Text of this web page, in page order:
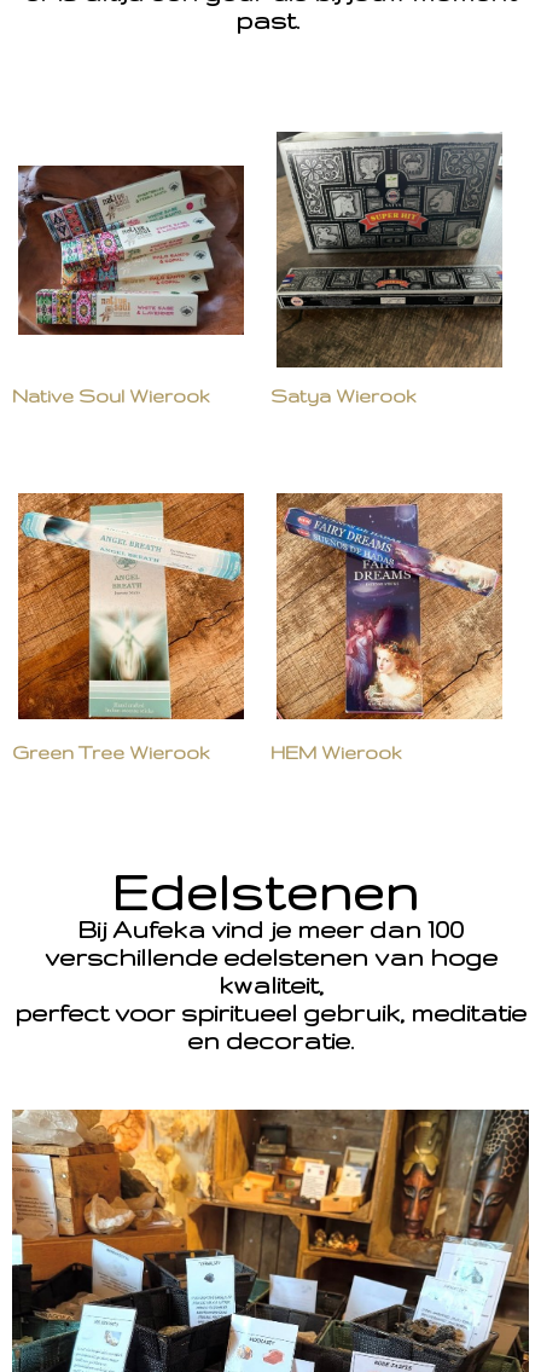
past.
Native Soul Wierook Satya Wierook
Green Tree Wierook HEM Wierook
Edelstenen
Bij Aufeka vind je meer dan 100
verschillende edelstenen van hoge
kwaliteit,
perfect voor spiritueel gebruik, meditatie
en decoratie.